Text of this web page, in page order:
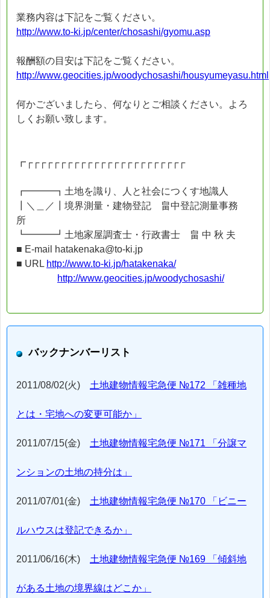
業務内容は下記をご覧ください。
http://www.to-ki.jp/center/chosashi/gyomu.asp
報酬額の目安は下記をご覧ください。
http://www.geocities.jp/woodychosashi/housyumeyasu.html
何かございましたら、何なりとご相談ください。よろ
しくお願い致します。
┏┌┌┌┌┌┌┌┌┌┌┌┌┌┌┌┌┌┌┌┌┌┌┌┌
┏━━━┓土地を識り、人と社会につくす地識人
┃＼＿／┃境界測量・建物登記 畠中登記測量事務
所
┗━━━┛土地家屋調査士・行政書士 畠 中 秋 夫
■ E-mail hatakenaka@to-ki.jp
■ URL http://www.to-ki.jp/hatakenaka/
http://www.geocities.jp/woodychosashi/
バックナンバーリスト
2011/08/02(火) 土地建物情報宅急便 №172 「雑種地
とは・宅地への変更可能か」
2011/07/15(金) 土地建物情報宅急便 №171 「分譲マ
ンションの土地の持分は」
2011/07/01(金) 土地建物情報宅急便 №170 「ビニー
ルハウスは登記できるか」
2011/06/16(木) 土地建物情報宅急便 №169 「傾斜地
がある土地の境界線はどこか」